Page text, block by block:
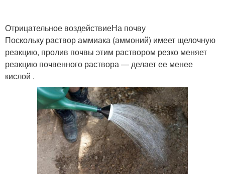
Отрицательное воздействиеНа почву
Поскольку раствор аммиака (аммоний) имеет щелочную
реакцию, пролив почвы этим раствором резко меняет
реакцию почвенного раствора — делает ее менее
кислой .